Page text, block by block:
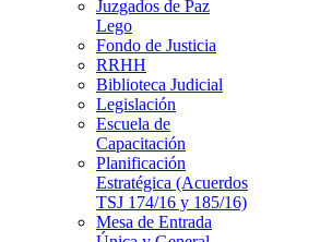
Juzgados de Paz
Lego
Fondo de Justicia
RRHH
Biblioteca Judicial
Legislación
Escuela de
Capacitación
Planificación
Estratégica (Acuerdos
TSJ 174/16 y 185/16)
Mesa de Entrada